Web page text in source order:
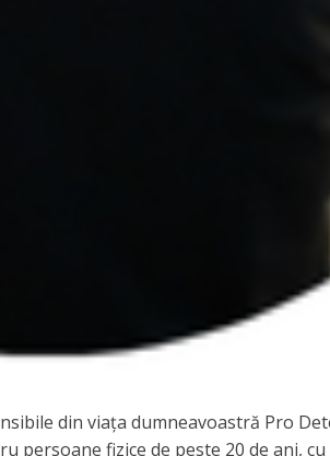
din viața dumneavoastră Pro
fizice de peste 20 de ani,